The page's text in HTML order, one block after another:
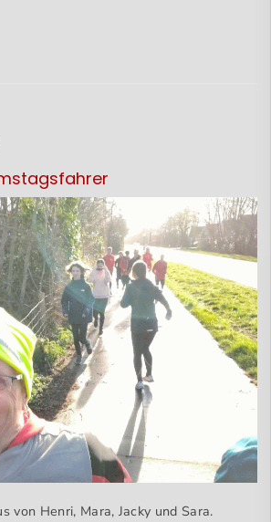
von Henri, Mara, Jacky und Sara.